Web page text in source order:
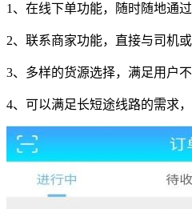
1、在线下单功能，随时随地通
2、联系商家功能，直接与司机
3、多样的货源选择，满足用户不
4、可以满足长短途线路的需求